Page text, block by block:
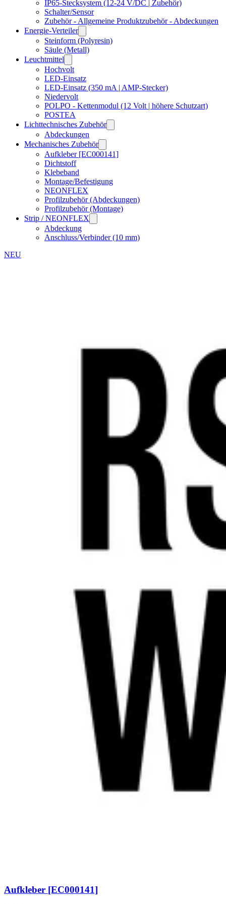
IP65-Stecksystem (12-24 V/DC | Zubehör)
Schalter/Sensor
Zubehör - Allgemeine Produktzubehör - Abdeckungen
Energie-Verteiler
Steinform (Polyresin)
Säule (Metall)
Leuchtmittel
Hochvolt
LED-Einsatz
LED-Einsatz (350 mA | AMP-Stecker)
Niedervolt
POLPO - Kettenmodul (12 Volt | höhere Schutzart)
POSTEA
Lichttechnisches Zubehör
Abdeckungen
Mechanisches Zubehör
Aufkleber [EC000141]
Dichtstoff
Klebeband
Montage/Befestigung
NEONFLEX
Profilzubehör (Abdeckungen)
Profilzubehör (Montage)
Strip / NEONFLEX
Abdeckung
Anschluss/Verbinder (10 mm)
NEU
Aufkleber [EC000141]